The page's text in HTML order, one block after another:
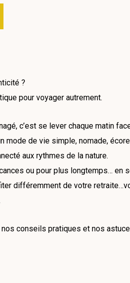
?
pour voyager autrement.
c’est se lever chaque matin
mode de vie simple, nomade,
aux rythmes de la nature.
ou pour plus longtemps… en
différemment de votre
conseils pratiques et nos